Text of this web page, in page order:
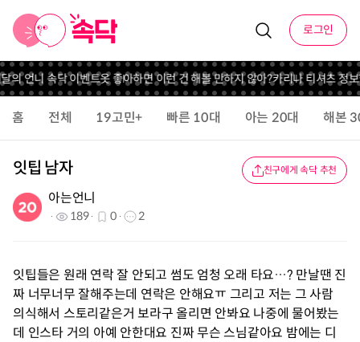
로그인
의 언니 속닥 이벤트옷 좋아하면 이런 건 해볼 만하지 않아?카리나 티셔츠 정보
홈 전체 19고민+ 빠른 10대 아는 20대 해본
잇팁 남자 친구에게 속닥 추천
아는언니
189 0 2
잇팁들은 원래 연락 잘 안되고 썸도 엄청 오래 타요…? 만날땐 진
짜 너무너무 잘해주는데 연락은 안해요ㅠ 그리고 저는 그 사람
의식해서 스토리같은거 보라구 올리면 안봐요 나중에 물어봤는
데 인스타 거의 아예 안한대요 진짜 무슨 스님같아요 밤에는 디